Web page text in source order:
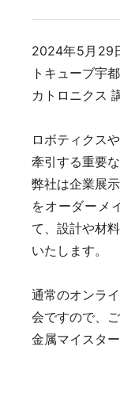
2024年5月29
トキューブ宇
カトロニクス
ロボティクス
牽引する重要
弊社は企業展
をオーダーメ
て、設計や材
いたします。
通常のオンラ
会ですので、
金属マイスタ